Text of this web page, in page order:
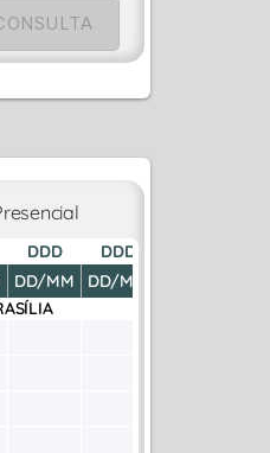
DDD
DD/MM
DDD
DD/MM